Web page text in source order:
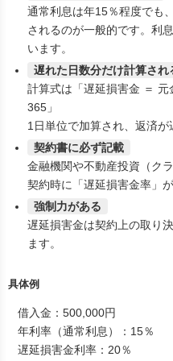
通常利息は年15％程度でも
されるのが一般的です。利
います。
遅れた日数分だけ計算され
計算式は「遅延損害金 ＝
365」
1日単位で加算され、返済が
契約書に必ず記載
金融機関や不動産投資（ク
契約時に「遅延損害金率」
強制力がある
遅延損害金は契約上の取り
ます。
具体例
借入金：500,000円
年利率（通常利息）：15％
遅延損害金利率：20％